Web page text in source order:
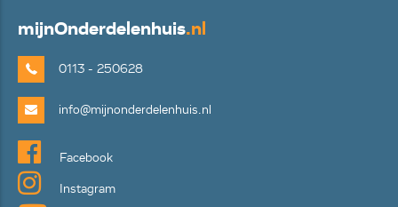
mijnOnderdelenhuis.nl
0113 - 250628
info@mijnonderdelenhuis.nl
Facebook
Instagram